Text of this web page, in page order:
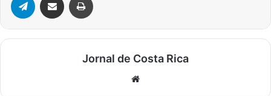
Jornal de Costa Rica